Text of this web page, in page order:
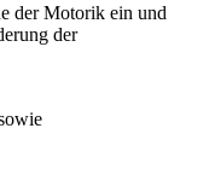
der Motorik ein und
der